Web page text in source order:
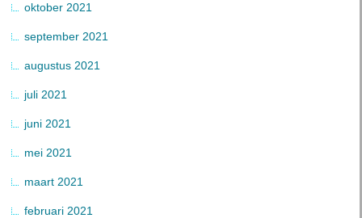
oktober 2021
september 2021
augustus 2021
juli 2021
juni 2021
mei 2021
maart 2021
februari 2021